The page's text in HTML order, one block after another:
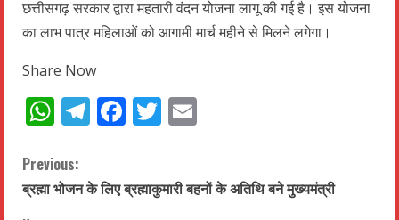
छत्तीसगढ़ सरकार द्वारा महतारी वंदन योजना लागू की गई है। इस योजना
का लाभ पात्र महिलाओं को आगामी मार्च महीने से मिलने लगेगा।
Share Now
WhatsApp
Telegram
Facebook
Twitter
C
o
Previous:
ब्रह्मा भोजन के लिए ब्रह्माकुमारी बहनों के अतिथि बने मुख्यमंत्री